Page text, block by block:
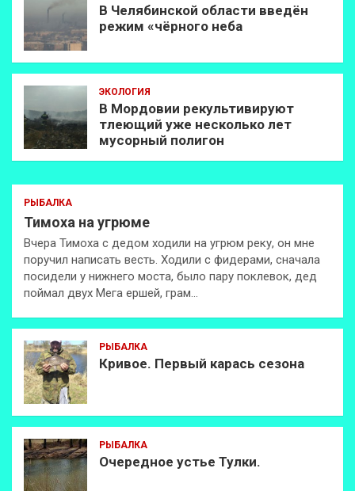
В Челябинской области введён
режим «чёрного неба
ЭКОЛОГИЯ
В Мордовии рекультивируют
тлеющий уже несколько лет
мусорный полигон
РЫБАЛКА
Тимоха на угрюме
Вчера Тимоха с дедом ходили на угрюм реку, он мне
поручил написать весть. Ходили с фидерами, сначала
посидели у нижнего моста, было пару поклевок, дед
поймал двух Мега ершей, грам…
РЫБАЛКА
Кривое. Первый карась сезона
РЫБАЛКА
Очередное устье Тулки.